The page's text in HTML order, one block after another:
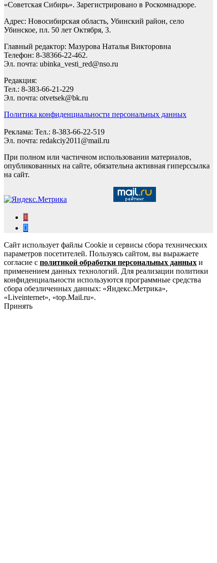
«Советская Сибирь». Зарегистрировано в Роскомнадзоре.
Адрес: Новосибирская область, Убинский район, село
Убинское, пл. 50 лет Октября, 3.
Главный редактор: Мазурова Наталья Викторовна
Телефон: 8-38366-22-462.
Эл. почта: ubinka_vesti_red@nso.ru
Редакция:
Тел.: 8-383-66-21-229
Эл. почта: otvetsek@bk.ru
Политика конфиденциальности персональных данных
Реклама: Тел.: 8-383-66-22-519
Эл. почта: redakciy2011@mail.ru
При полном или частичном использовании материалов,
опубликованных на сайте, обязательна активная гиперссылка
на сайт.
Сайт использует файлы Cookie и сервисы сбора технических
параметров посетителей. Пользуясь сайтом, вы выражаете
согласие с политикой обработки персональных данных и
применением данных технологий. Для реализации политики
конфиденциальности используются программные средства
сбора обезличенных данных: «Яндекс.Метрика»,
«Liveinternet», «top.Mail.ru».
Принять